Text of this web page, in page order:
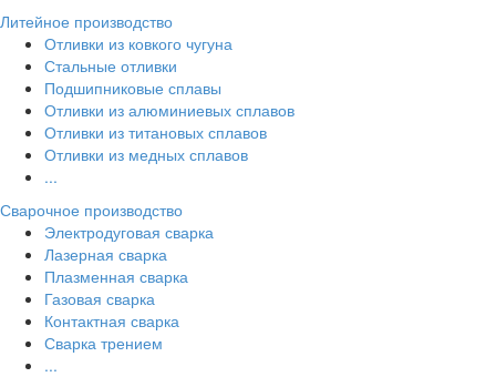
Литейное производство
Отливки из ковкого чугуна
Стальные отливки
Подшипниковые сплавы
Отливки из алюминиевых сплавов
Отливки из титановых сплавов
Отливки из медных сплавов
...
Сварочное производство
Электродуговая сварка
Лазерная сварка
Плазменная сварка
Газовая сварка
Контактная сварка
Сварка трением
...